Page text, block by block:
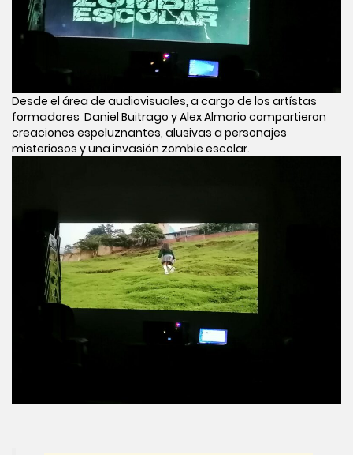
Desde el área de audiovisuales, a cargo de los artístas
formadores Daniel Buitrago y Alex Almario compartieron
creaciones espeluznantes, alusivas a personajes
misteriosos y una invasión zombie escolar.